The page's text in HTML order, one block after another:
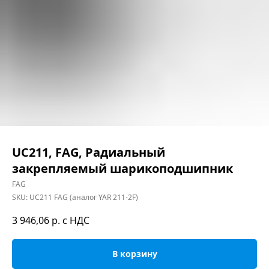
UC211, FAG, Радиальный
закрепляемый шарикоподшипник
FAG
SKU: UC211 FAG (аналог YAR 211-2F)
3 946,06 р. с НДС
В корзину